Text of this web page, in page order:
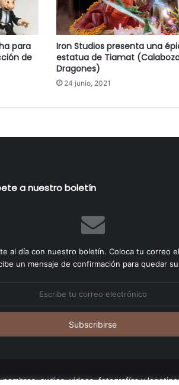
para
de
Iron Studios presenta una
estatua de Tiamat
Dragones)
24 junio, 2021
a nuestro boletín
al día con nuestro boletín. Coloca tu correo
un mensaje de confirmación para quedar
audios, videos, fotografías y